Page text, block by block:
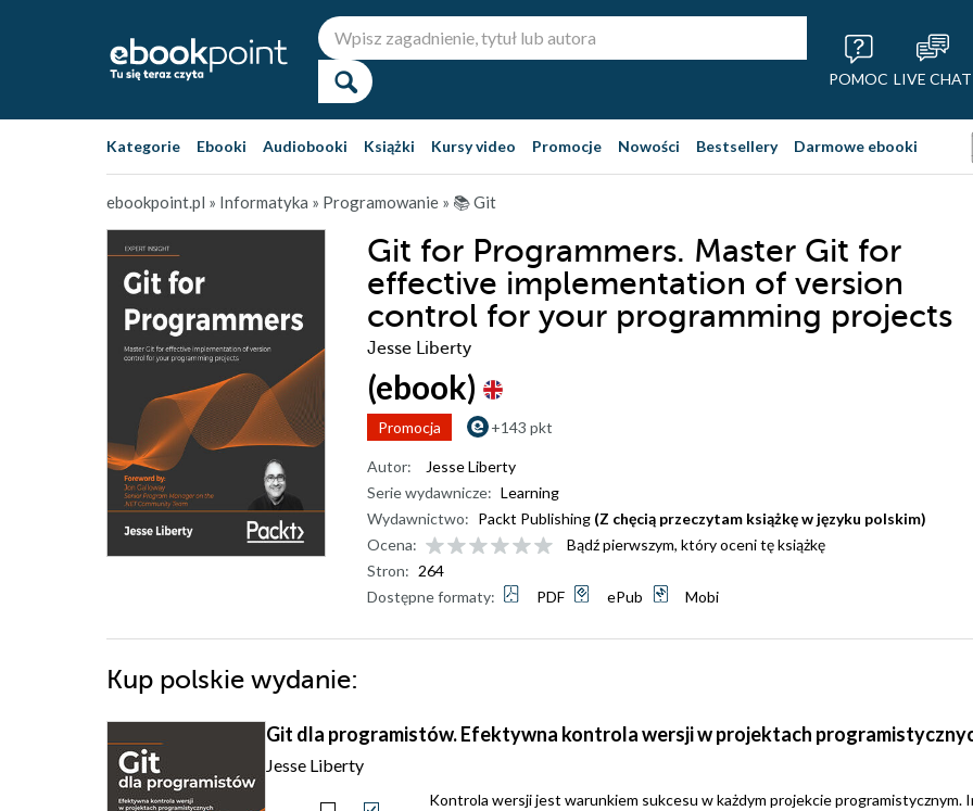
POMOC LIVE CHAT
Kategorie Ebooki Audiobooki Książki Kursy video Promocje Nowości Bestsellery Darmowe ebooki
ebookpoint.pl » Informatyka » Programowanie » 📚 Git
Git for Programmers. Master Git for
effective implementation of version
control for your programming projects
Jesse Liberty
(ebook)
Promocja +143 pkt
Autor:
Jesse Liberty
Serie wydawnicze: Learning
Wydawnictwo: Packt Publishing (Z chęcią przeczytam książkę w języku polskim)
Ocena:
Bądź pierwszym, który oceni tę książkę
Stron: 264
Dostępne formaty:
PDF ePub Mobi
Kup polskie wydanie:
Git dla programistów. Efektywna kontrola wersji w projektach
Jesse Liberty
Kontrola wersji jest warunkiem sukcesu w każdym projekcie programistycznym.